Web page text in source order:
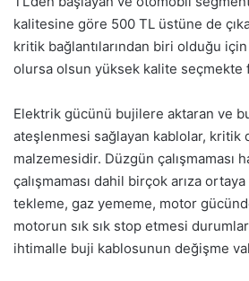
kalitesine göre 500 TL üstüne de
kritik bağlantılarından biri olduğu
olursa olsun yüksek kalite seçmekte
Elektrik gücünü bujilere aktaran ve
ateşlenmesi sağlayan kablolar, kritik
malzemesidir. Düzgün çalışmaması
çalışmaması dahil birçok arıza
tekleme, gaz yememe, motor
motorun sık sık stop etmesi
ihtimalle buji kablosunun değişme